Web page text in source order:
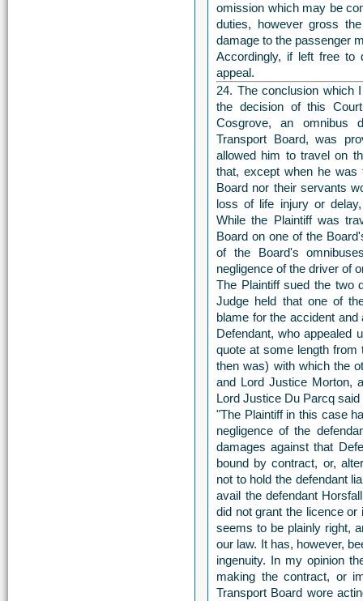
omission which may be
duties, however gross
damage to the passenger
Accordingly, if left free to
appeal.
24. The conclusion which
the decision of this
Cosgrove, an omnibus
Transport Board, was
allowed him to travel on
that, except when he was
Board nor their servants
loss of life injury or
While the Plaintiff was
Board on one of the
of the Board's
negligence of the driver of
The Plaintiff sued the two
Judge held that one of
blame for the accident
Defendant, who appealed
quote at some length
then was) with which the
and Lord Justice Morton,
Lord Justice Du Parcq said
"The Plaintiff in this case
negligence of the
damages against that
bound by contract, or,
not to hold the defendant
avail the defendant
did not grant the licence
seems to be plainly right,
our law. It has, however,
ingenuity. In my opinion
making the contract, or
Transport Board wore